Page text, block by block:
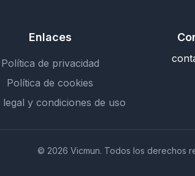
Enlaces
Política de privacidad
Política de cookies
legal y condiciones de uso
© 2026 Vicmun. Todos los derechos